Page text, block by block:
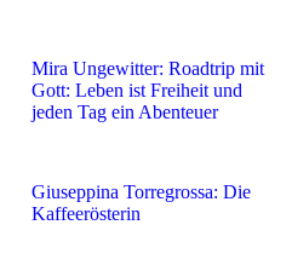
Mira Ungewitter: Roadtrip mit
Gott: Leben ist Freiheit und
jeden Tag ein Abenteuer
Giuseppina Torregrossa: Die
Kaffeerösterin